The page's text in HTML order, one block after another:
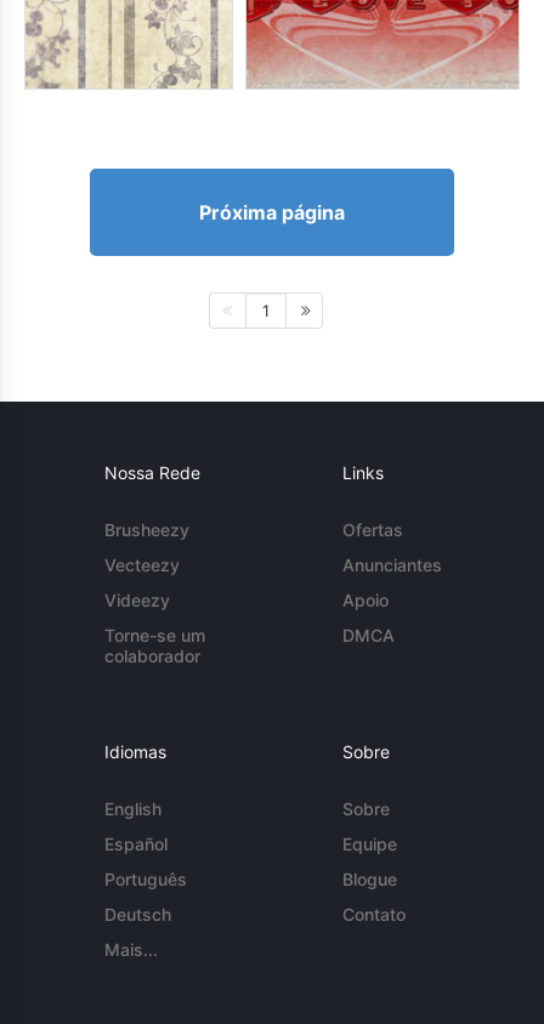
Próxima página
1
Nossa Rede
Brusheezy
Vecteezy
Videezy
Torne-se um
colaborador
Links
Ofertas
Anunciantes
Apoio
DMCA
Idiomas
English
Español
Português
Deutsch
Mais...
Sobre
Sobre
Equipe
Blogue
Contato